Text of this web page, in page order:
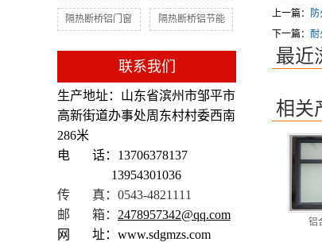
隔热断桥铝门窗 隔热断桥铝节能
联系我们
生产地址：山东省滨州市邹平市
高新街道办事处周东村村委西南
286米
电 话：13706378137
13954301036
传 真：0543-4821111
邮 箱： 2478957342@qq.com
网 址：www.sdgmzs.com
上一篇：
下一篇： 耐
最近
相关
铝